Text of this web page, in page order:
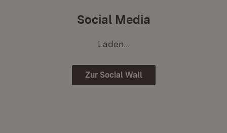
Social Media
Laden...
Zur Social Wall